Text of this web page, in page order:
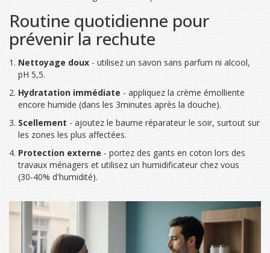
Routine quotidienne pour
prévenir la rechute
Nettoyage doux - utilisez un savon sans parfum ni alcool,
pH 5,5.
Hydratation immédiate - appliquez la crème émolliente
encore humide (dans les 3minutes après la douche).
Scellement - ajoutez le baume réparateur le soir, surtout sur
les zones les plus affectées.
Protection externe - portez des gants en coton lors des
travaux ménagers et utilisez un humidificateur chez vous
(30‑40% d'humidité).